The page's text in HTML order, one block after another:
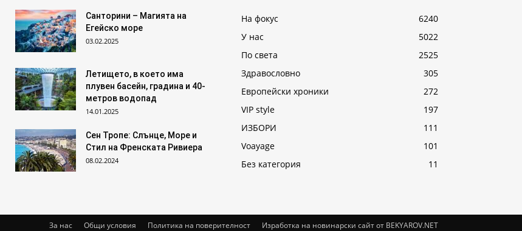
Санторини – Магията на
Егейско море
03.02.2025
Летището, в което има
плувен басейн, градина и 40-
метров водопад
14.01.2025
Сен Тропе: Слънце, Море и
Стил на Френската Ривиера
08.02.2024
На фокус
6240
У нас
5022
По света
2525
Здравословно
305
Европейски хроники
272
VIP style
197
ИЗБОРИ
111
Voayage
101
Без категория
11
За нас Общи условия Политика на поверителност Изработка на новинарски сайт от BEKYAROV.NET